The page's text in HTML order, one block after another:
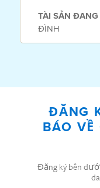
TÀI SẢN ĐANG
ĐÌNH
ĐĂNG
BÁO
Đăng ký bên